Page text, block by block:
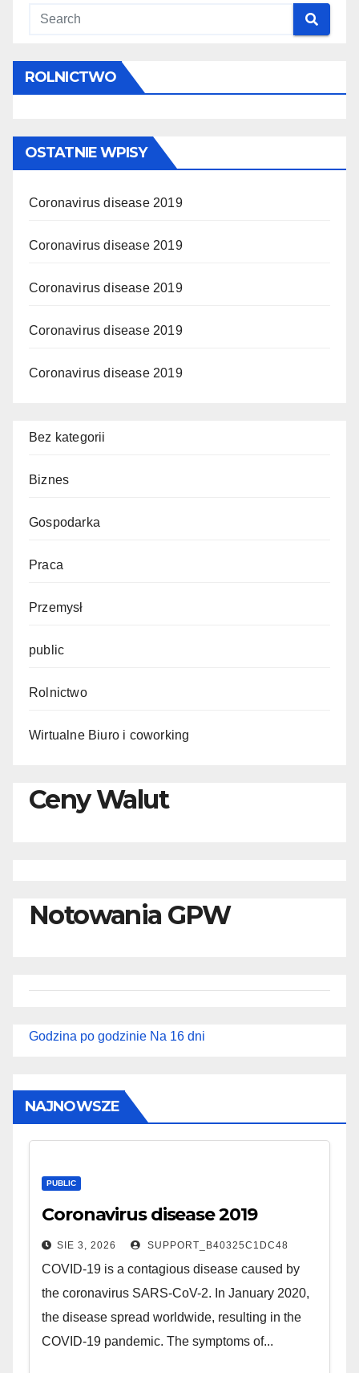
ROLNICTWO
OSTATNIE WPISY
Coronavirus disease 2019
Coronavirus disease 2019
Coronavirus disease 2019
Coronavirus disease 2019
Coronavirus disease 2019
Bez kategorii
Biznes
Gospodarka
Praca
Przemysł
public
Rolnictwo
Wirtualne Biuro i coworking
Ceny Walut
Notowania GPW
Godzina po godzinie Na 16 dni
NAJNOWSZE
PUBLIC
Coronavirus disease 2019
SIE 3, 2026 SUPPORT_B40325C1DC48
COVID-19 is a contagious disease caused by
the coronavirus SARS-CoV-2. In January 2020,
the disease spread worldwide, resulting in the
COVID-19 pandemic. The symptoms of...